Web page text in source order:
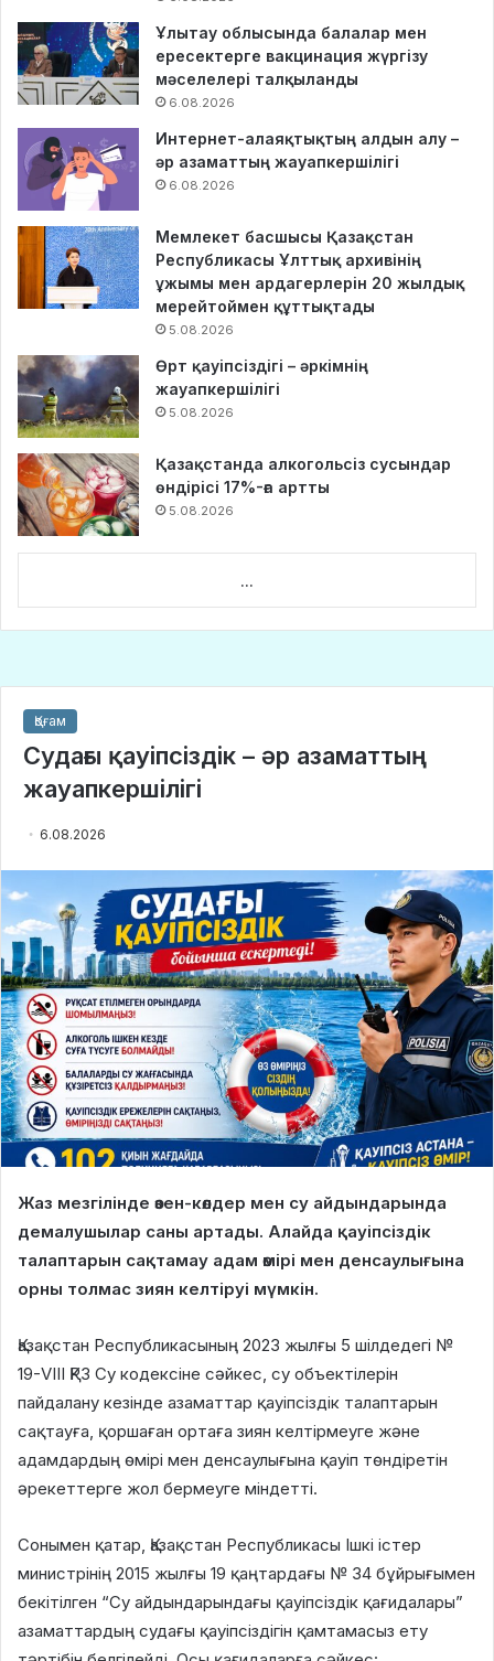
Ұлытау облысында балалар мен
ересектерге вакцинация жүргізу
мәселелері талқыланды
6.08.2026
Интернет-алаяқтықтың алдын алу –
әр азаматтың жауапкершілігі
6.08.2026
Мемлекет басшысы Қазақстан
Республикасы Ұлттық архивінің
ұжымы мен ардагерлерін 20 жылдық
мерейтоймен құттықтады
5.08.2026
Өрт қауіпсіздігі – әркімнің
жауапкершілігі
5.08.2026
Қазақстанда алкогольсіз сусындар
өндірісі 17%-ға артты
5.08.2026
...